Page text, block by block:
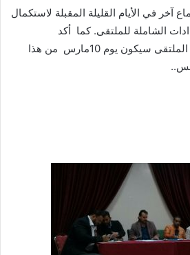
آخر في الأيام القليلة المقبلة لاستكمال
الشاملة للملتقى. كما أكد
المجتمعون على ان موعد الملتقى سيكون يوم 10مارس من هذا